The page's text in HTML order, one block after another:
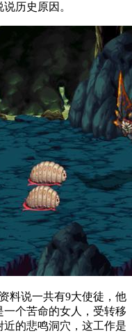
历史原因。
料说一共有9大使徒，他
个苦命的女人，受转移
的悲鸣洞穴，这工作是